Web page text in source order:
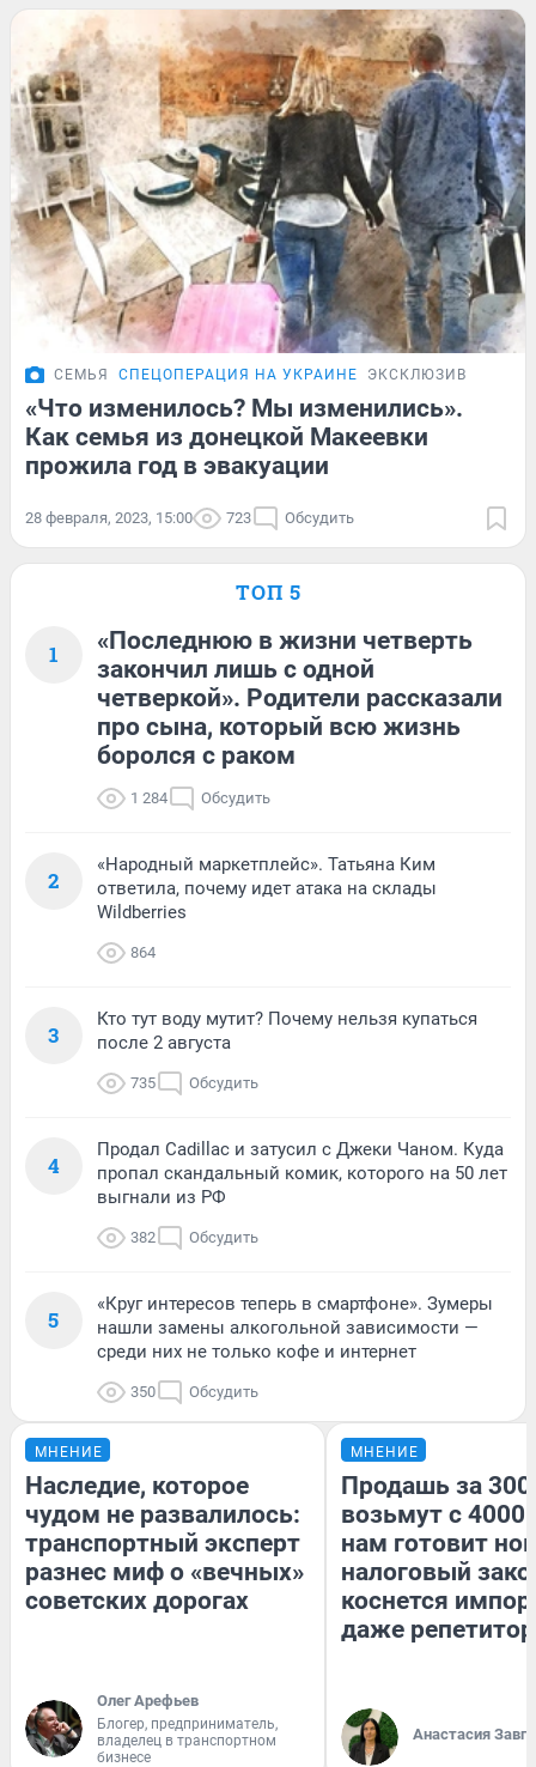
СЕМЬЯ СПЕЦОПЕРАЦИЯ НА УКРАИНЕ ЭКСКЛЮЗИВ
«Что изменилось? Мы изменились».
Как семья из донецкой Макеевки
прожила год в эвакуации
28 февраля, 2023, 15:00 723 Обсудить
ТОП 5
1
«Последнюю в жизни четверть
закончил лишь с одной
четверкой». Родители рассказали
про сына, который всю жизнь
боролся с раком
1 284 Обсудить
2
«Народный маркетплейс». Татьяна Ким
ответила, почему идет атака на склады
Wildberries
864
3
Кто тут воду мутит? Почему нельзя купаться
после 2 августа
735 Обсудить
4
Продал Cadillac и затусил с Джеки Чаном. Куда
пропал скандальный комик, которого на 50 лет
выгнали из РФ
382 Обсудить
5
«Круг интересов теперь в смартфоне». Зумеры
нашли замены алкогольной зависимости —
среди них не только кофе и интернет
350 Обсудить
МНЕНИЕ
Наследие, которое
чудом не развалилось:
транспортный эксперт
разнес миф о «вечных»
советских дорогах
Олег Арефьев
Блогер, предприниматель,
владелец в транспортном
бизнесе
МНЕНИЕ
Продашь за
возьмут с
нам готовит
налоговый
коснется
даже
Анастасия